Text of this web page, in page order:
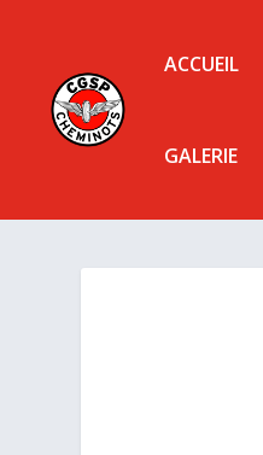
ACCUEIL
GALERIE